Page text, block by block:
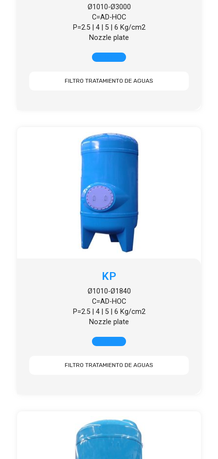
Ø1010-Ø3000
C=AD-HOC
P=2.5 | 4 | 5 | 6 Kg/cm2
Nozzle plate
FILTRO TRATAMIENTO DE AGUAS
KP
Ø1010-Ø1840
C=AD-HOC
P=2.5 | 4 | 5 | 6 Kg/cm2
Nozzle plate
FILTRO TRATAMIENTO DE AGUAS